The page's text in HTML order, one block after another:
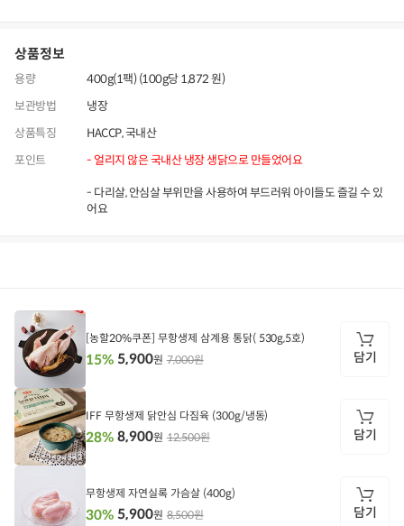
상품정보
용량
400g(1팩) (100g당 1,872 원)
보관방법
냉장
상품특징
HACCP, 국내산
포인트
- 얼리지 않은 국내산 냉장 생닭으로 만들었어요
- 다리살, 안심살 부위만을 사용하여 부드러워 아이들도 즐길 수 있
어요
상
품
정
보
담
기
[농할20%쿠폰] 무항생제 삼계용 통닭( 530g,5호)
7,000원
15% 5,900원 담기
담
IFF 무항생제 닭안심 다짐육 (300g/냉동)
12,500원
28% 8,900원 담기
무항생제 자연실록 가슴살 (400g)
8,500원
30% 5,900원 담기